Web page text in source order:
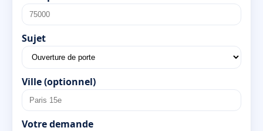
Sujet
Ville (optionnel)
Votre demande